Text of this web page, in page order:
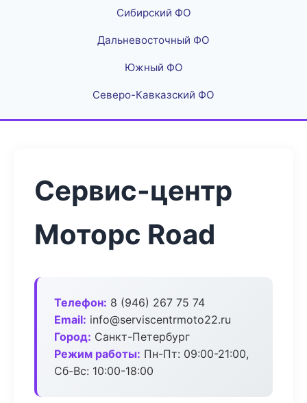
Сибирский ФО
Дальневосточный ФО
Южный ФО
Северо-Кавказский ФО
Сервис-центр
Моторс Road
Телефон: 8 (946) 267 75 74
Email: info@serviscentrmoto22.ru
Город: Санкт-Петербург
Режим работы: Пн-Пт: 09:00-21:00,
Сб-Вс: 10:00-18:00